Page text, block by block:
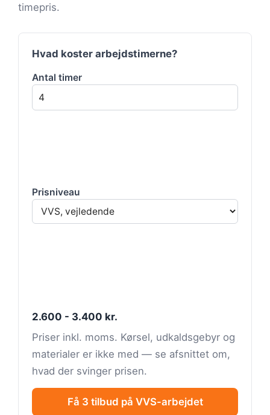
timepris.
Hvad koster arbejdstimerne?
Antal timer
Prisniveau
2.600 - 3.400 kr.
Priser inkl. moms. Kørsel, udkaldsgebyr og
materialer er ikke med — se afsnittet om,
hvad der svinger prisen.
Få 3 tilbud på VVS-arbejdet